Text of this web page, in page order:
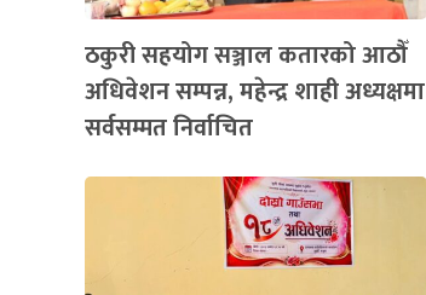
ठकुरी सहयोग सञ्जाल कतारको आठौँ
अधिवेशन सम्पन्न, महेन्द्र शाही अध्यक्षमा
सर्वसम्मत निर्वाचित